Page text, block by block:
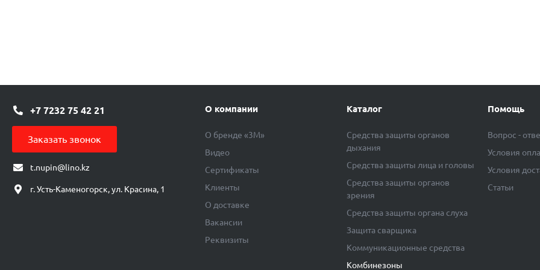
+7 7232 75 42 21
Заказать звонок
t.nupin@lino.kz
г. Усть-Каменогорск, ул. Красина, 1
О компании
О бренде «3М»
Видео
Сертификаты
Клиенты
О доставке
Вакансии
Реквизиты
Каталог
Средства защиты органов
дыхания
Средства защиты лица и головы
Средства защиты органов
зрения
Средства защиты органа слуха
Защита сварщика
Коммуникационные средства
Комбинезоны
Помощь
Вопрос -
Условия
Условия
Статьи